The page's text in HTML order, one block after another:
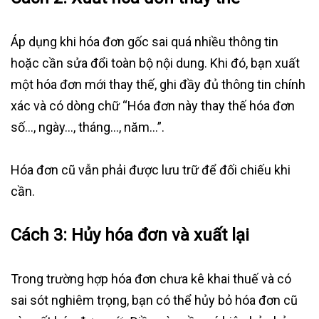
Áp dụng khi hóa đơn gốc sai quá nhiều thông tin
hoặc cần sửa đổi toàn bộ nội dung. Khi đó, bạn xuất
một hóa đơn mới thay thế, ghi đầy đủ thông tin chính
xác và có dòng chữ “Hóa đơn này thay thế hóa đơn
số…, ngày…, tháng…, năm…”.
Hóa đơn cũ vẫn phải được lưu trữ để đối chiếu khi
cần.
Cách 3: Hủy hóa đơn và xuất lại
Trong trường hợp hóa đơn chưa kê khai thuế và có
sai sót nghiêm trọng, bạn có thể hủy bỏ hóa đơn cũ